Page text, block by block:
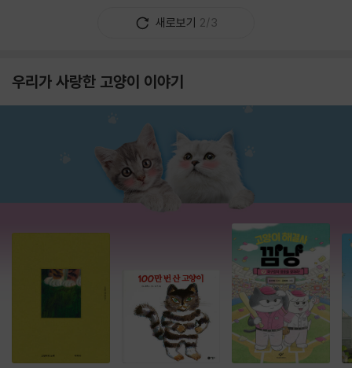
새로보기 2/3
우리가 사랑한 고양이 이야기